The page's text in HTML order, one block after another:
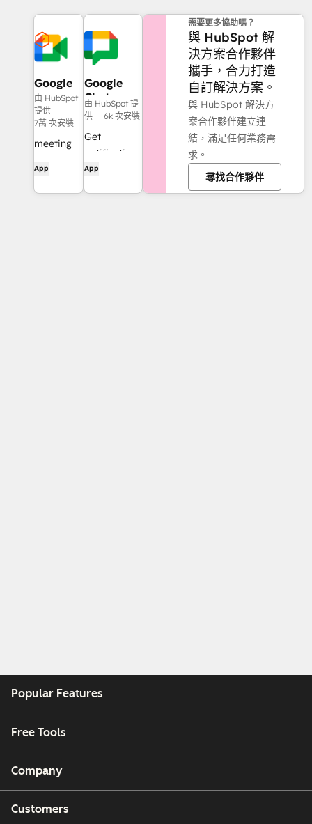
Google
Meet
由 HubSpot
提供
7萬 次安裝
meeting
recordings
&
App
Google
Chat
由 HubSpot 提
供
6k 次安裝
Get
notifications
and
App
需要更多協助嗎？
與 HubSpot 解
決方案合作夥伴
攜手，合力打造
自訂解決方案。
與 HubSpot 解決方
案合作夥伴建立連
結，滿足任何業務需
求。
尋找合作夥伴
Popular Features
Free Tools
Company
Customers